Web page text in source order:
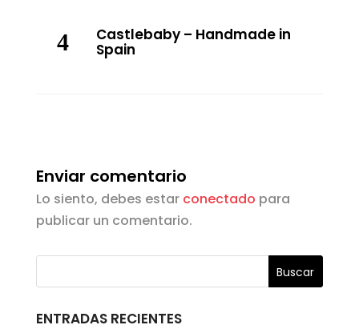
Castlebaby – Handmade in
Spain
Enviar comentario
Lo siento, debes estar conectado para
publicar un comentario.
ENTRADAS RECIENTES